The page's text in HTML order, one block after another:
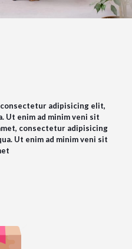
adipisicing elit,
Ut enim ad minim veni sit
consectetur adipisicing
Ut enim ad minim veni sit